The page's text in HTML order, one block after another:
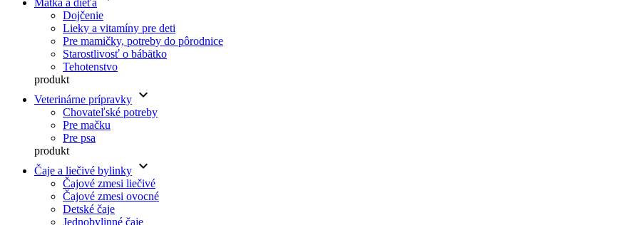
Dojčenie
Lieky a vitamíny pre deti
Pre mamičky, potreby do pôrodnice
Starostlivosť o bábätko
Tehotenstvo
produkt
Veterinárne prípravky keyboard_arrow_down
Chovateľské potreby
Pre mačku
Pre psa
produkt
Čaje a liečivé bylinky keyboard_arrow_down
Čajové zmesi liečivé
Čajové zmesi ovocné
Detské čaje
Jednobylinné čaje